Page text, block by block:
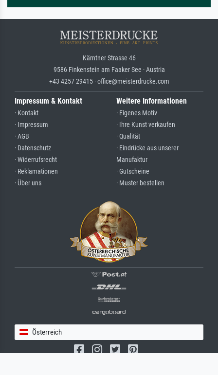
Kärntner Strasse 46
9586 Finkenstein am Faaker See · Austria
+43 4257 29415 · office@meisterdrucke.com
Impressum & Kontakt
· Kontakt
· Impressum
· AGB
· Datenschutz
· Widerrufsrecht
· Reklamationen
· Über uns
Weitere Informationen
· Eigenes Motiv
· Ihre Kunst verkaufen
· Qualität
· Eindrücke aus unserer
Manufaktur
· Gutscheine
· Muster bestellen
Österreich